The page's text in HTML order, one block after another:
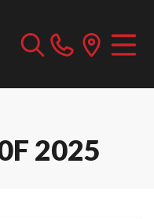
2025